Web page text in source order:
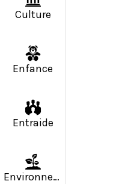
Culture
Enfance
Entraide
Environnement